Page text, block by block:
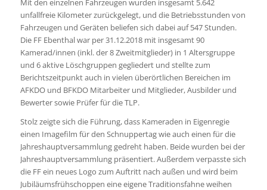
Mit den einzelnen Fahrzeugen wurden insgesamt 5.642
unfallfreie Kilometer zurückgelegt, und die Betriebsstunden von
Fahrzeugen und Geräten beliefen sich dabei auf 547 Stunden.
Die FF Ebenthal war per 31.12.2018 mit insgesamt 90
Kamerad/innen (inkl. der 8 Zweitmitglieder) in 1 Altersgruppe
und 6 aktive Löschgruppen gegliedert und stellte zum
Berichtszeitpunkt auch in vielen überörtlichen Bereichen im
AFKDO und BFKDO Mitarbeiter und Mitglieder, Ausbilder und
Bewerter sowie Prüfer für die TLP.
Stolz zeigte sich die Führung, dass Kameraden in Eigenregie
einen Imagefilm für den Schnuppertag wie auch einen für die
Jahreshauptversammlung gedreht haben. Beide wurden bei der
Jahreshauptversammlung präsentiert. Außerdem verpasste sich
die FF ein neues Logo zum Auftritt nach außen und wird beim
Jubiläumsfrühschoppen eine eigene Traditionsfahne weihen